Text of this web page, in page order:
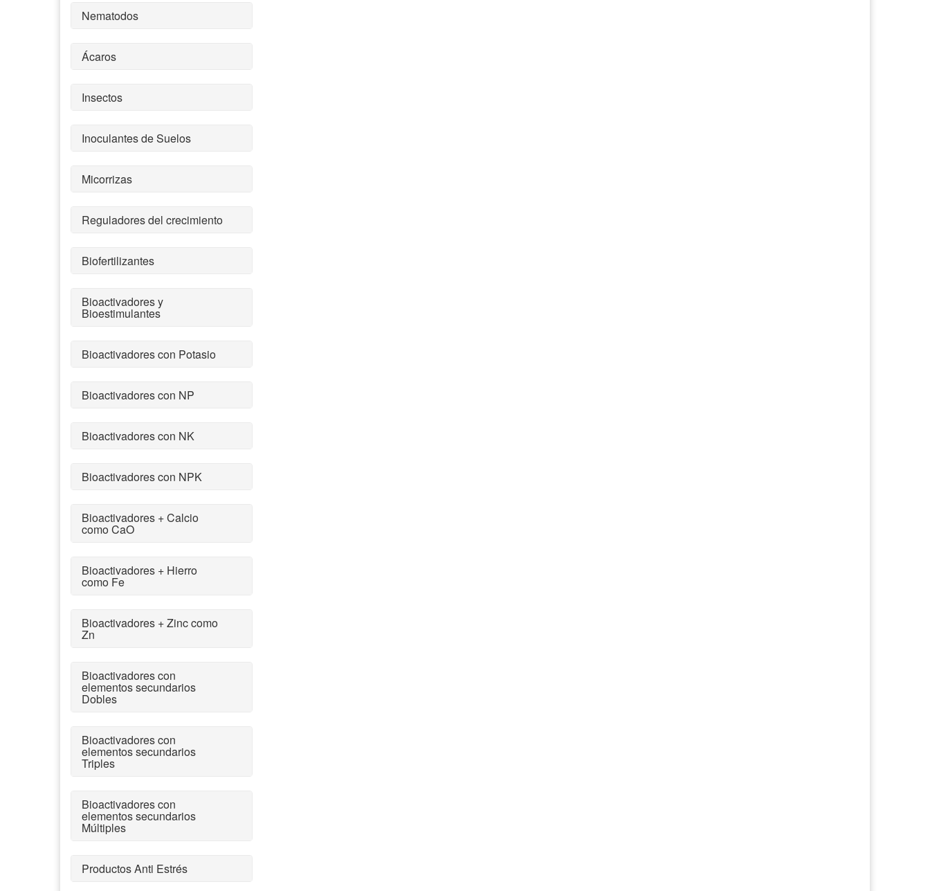
Nematodos
Ácaros
Insectos
Inoculantes de Suelos
Micorrizas
Reguladores del crecimiento
Biofertilizantes
Bioactivadores y
Bioestimulantes
Bioactivadores con Potasio
Bioactivadores con NP
Bioactivadores con NK
Bioactivadores con NPK
Bioactivadores + Calcio
como CaO
Bioactivadores + Hierro
como Fe
Bioactivadores + Zinc como
Zn
Bioactivadores con
elementos secundarios
Dobles
Bioactivadores con
elementos secundarios
Triples
Bioactivadores con
elementos secundarios
Múltiples
Productos Anti Estrés